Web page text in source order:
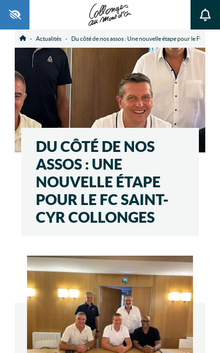
Actualités Du côté de nos assos : Une nouvelle étape pour le FC
DU CÔTÉ DE NOS
ASSOS : UNE
NOUVELLE ÉTAPE
POUR LE FC SAINT-
CYR COLLONGES
Ouvrir la barre d’outils